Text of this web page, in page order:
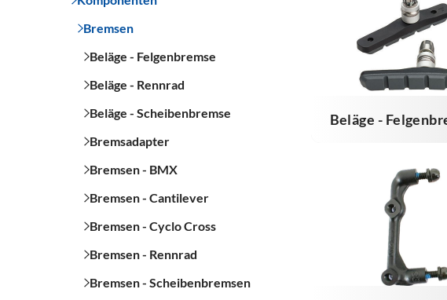
Bremsen
Beläge - Felgenbremse
Beläge - Rennrad
Beläge - Scheibenbremse
Bremsadapter
Bremsen - BMX
Bremsen - Cantilever
Bremsen - Cyclo Cross
Bremsen - Rennrad
Bremsen - Scheibenbremsen
Beläge -